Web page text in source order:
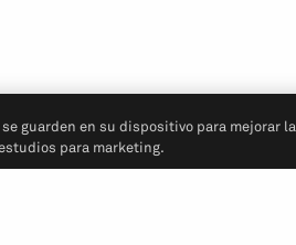
guarden en su dispositivo para mejorar la
para marketing.